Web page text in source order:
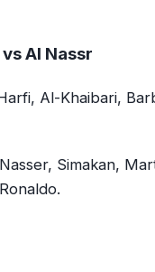
Al Nassr
Al-Khaibari,
Simakan,